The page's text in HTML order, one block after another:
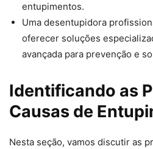
entupimentos.
Uma desentupidora
oferecer soluções
avançada para prevenção e
Identificando as
Causas de
Nesta seção, vamos discutir as